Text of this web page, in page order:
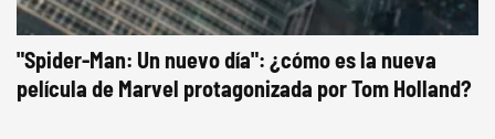
"Spider-Man: Un nuevo día": ¿cómo es la nueva
película de Marvel protagonizada por Tom Holland?